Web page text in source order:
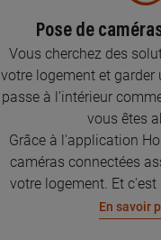
Pose de
Vous cherchez des
votre logement et garder
passe à l’intérieur
vous êtes
Grâce à l'application
caméras connectées
votre logement. Et
En savoir